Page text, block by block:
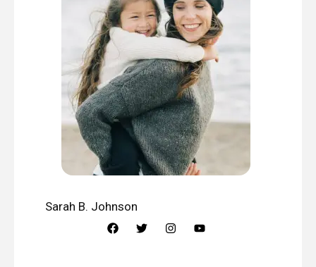
Sarah B. Johnson